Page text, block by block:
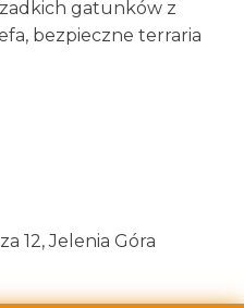
gatunków z
bezpieczne terraria
12, Jelenia Góra